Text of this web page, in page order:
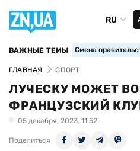
RU
ВАЖНЫЕ ТЕМЫ Смена
ГЛАВНАЯ СПОРТ
ЛУЧЕСКУ МОЖЕТ
ФРАНЦУЗСКИЙ
05 декабря, 2023, 11:52
Поделиться